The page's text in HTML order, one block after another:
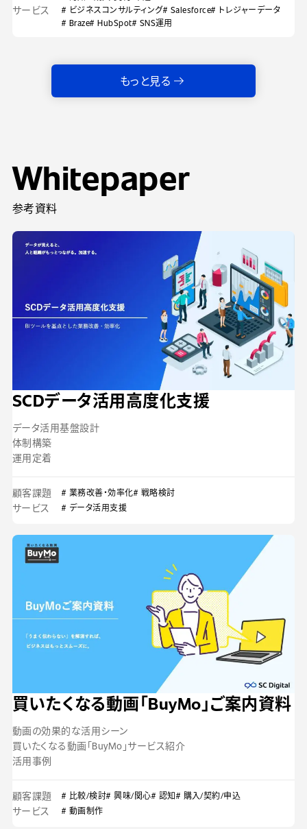
サービス # ビジネスコンサルティング# Salesforce# トレジャーデータ
# Braze# HubSpot# SNS運用
もっと見る
Whitepaper
参考資料
SCDデータ活用高度化支援
データ活用基盤設計
体制構築
運用定着
顧客課題 # 業務改善・効率化# 戦略検討
サービス # データ活用支援
買いたくなる動画「BuyMo」ご案内資料
動画の効果的な活用シーン
買いたくなる動画「BuyMo」サービス紹介
活用事例
顧客課題 # 比較/検討# 興味/関心# 認知# 購入/契約/申込
サービス # 動画制作